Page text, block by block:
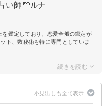
い師💘ルナ
鑑定しており、恋愛全般の鑑定が
ト、数秘術を特に専門としていま